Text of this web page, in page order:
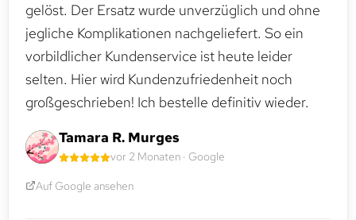
gelöst. Der Ersatz wurde unverzüglich und ohne
jegliche Komplikationen nachgeliefert. So ein
vorbildlicher Kundenservice ist heute leider
selten. Hier wird Kundenzufriedenheit noch
großgeschrieben! Ich bestelle definitiv wieder.
Tamara R. Murges
vor 2 Monaten · Google
Auf Google ansehen